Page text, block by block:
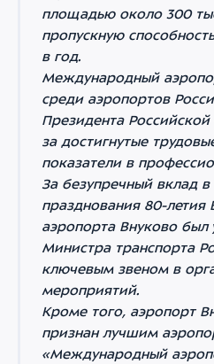
площадью около 300
пропускную
в год.
Международный
среди аэропортов
Президента
за достигнутые
показатели в
За безупречный вклад
празднования 80-
аэропорта Внуково был
Министра транспорта
ключевым звеном в
мероприятий.
Кроме того, аэропорт
признан лучшим
«Международный